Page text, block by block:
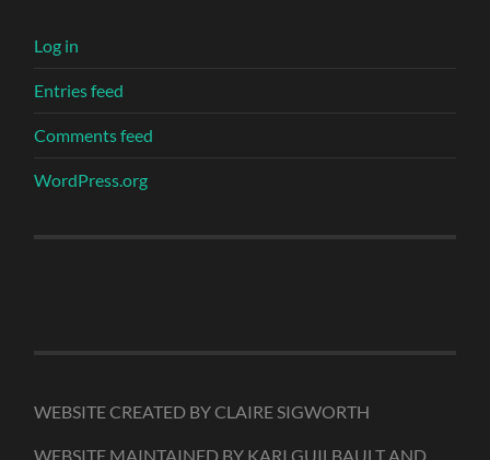
Log in
Entries feed
Comments feed
WordPress.org
WEBSITE CREATED BY CLAIRE SIGWORTH
WEBSITE MAINTAINED BY KARI GUILBAULT AND